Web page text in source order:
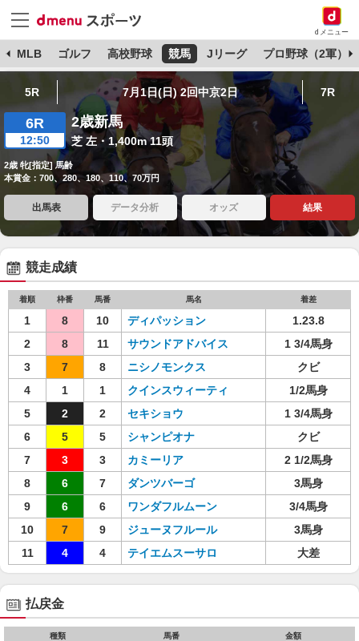
dメニュー
MLB ゴルフ 高校野球 競馬 Jリーグ プロ野球（2軍）
5R 7月1日(日) 2回中京2日 7R
6R
12:50
2歳新馬
芝 左・1,400m 11頭
2歳 牝[指定] 馬齢
本賞金：700、280、180、110、70万円
出馬表 データ分析 オッズ 結果
競走成績
着順 枠番 馬番 馬名 着差
1 8 10 ディパッション
1.23.8
2
8 11 サウンドアドバイス
1 3/4馬身
3
7 8 ニシノモンクス
クビ
4
1 1 クインスウィーティ
1/2馬身
5
2 2 セキショウ
1 3/4馬身
6
5 5 シャンピオナ
クビ
7
3 3 カミーリア
2 1/2馬身
8
6 7 ダンツバーゴ
3馬身
9
6 6 ワンダフルムーン
3/4馬身
10
7 9 ジューヌフルール
3馬身
11
4 4 テイエムスーサロ 大差
払戻金
種類 馬番 金額